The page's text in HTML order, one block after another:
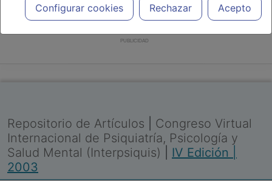
cada caso concreto, el tratamiento más adecuado a las
necesidades del paciente.
Configurar cookies Rechazar Acepto
PUBLICIDAD
Repositorio de Artículos
Congreso Virtual
Internacional de Psiquiatría, Psicología y
Salud Mental (Interpsiquis)
IV Edición |
2003